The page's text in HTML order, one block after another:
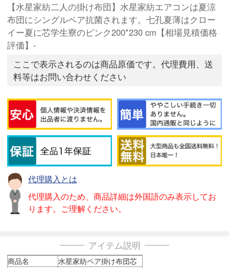
【水星家紡二人の掛け布団】水星家紡エアコンは夏涼
布団にシングルペア抗菌されます。七孔夏薄はクロー
イー夏に芯学生寮のピンク200*230 cm【相場見積価格
評価】-
ここで表示されるのは商品原価です。代理費用、送
料等はお問い合わせください
代理購入とは
代理購入のため、商品詳細は外国語のみ表示してお
ります。ご理解ください。
アイテム説明
商品名
水星家紡ペア掛け布団芯